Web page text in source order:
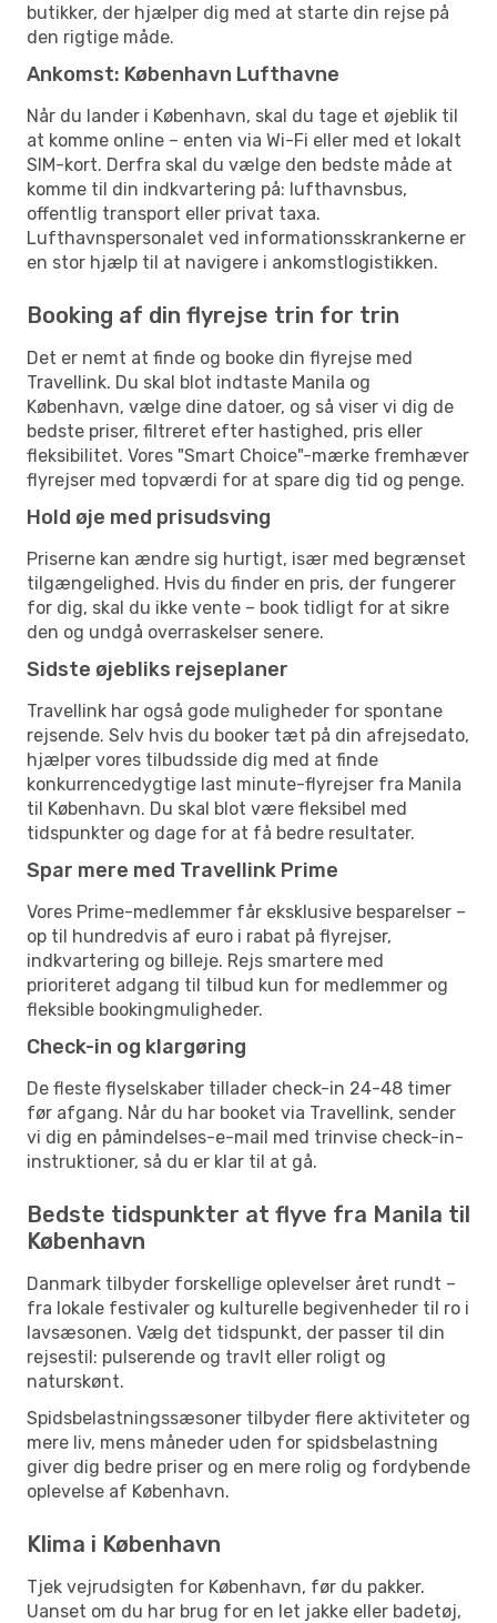
butikker, der hjælper dig med at starte din rejse på
den rigtige måde.
Ankomst: København Lufthavne
Når du lander i København, skal du tage et øjeblik til
at komme online – enten via Wi-Fi eller med et lokalt
SIM-kort. Derfra skal du vælge den bedste måde at
komme til din indkvartering på: lufthavnsbus,
offentlig transport eller privat taxa.
Lufthavnspersonalet ved informationsskrankerne er
en stor hjælp til at navigere i ankomstlogistikken.
Booking af din flyrejse trin for trin
Det er nemt at finde og booke din flyrejse med
Travellink. Du skal blot indtaste Manila og
København, vælge dine datoer, og så viser vi dig de
bedste priser, filtreret efter hastighed, pris eller
fleksibilitet. Vores "Smart Choice"-mærke fremhæver
flyrejser med topværdi for at spare dig tid og penge.
Hold øje med prisudsving
Priserne kan ændre sig hurtigt, især med begrænset
tilgængelighed. Hvis du finder en pris, der fungerer
for dig, skal du ikke vente – book tidligt for at sikre
den og undgå overraskelser senere.
Sidste øjebliks rejseplaner
Travellink har også gode muligheder for spontane
rejsende. Selv hvis du booker tæt på din afrejsedato,
hjælper vores tilbudsside dig med at finde
konkurrencedygtige last minute-flyrejser fra Manila
til København. Du skal blot være fleksibel med
tidspunkter og dage for at få bedre resultater.
Spar mere med Travellink Prime
Vores Prime-medlemmer får eksklusive besparelser –
op til hundredvis af euro i rabat på flyrejser,
indkvartering og billeje. Rejs smartere med
prioriteret adgang til tilbud kun for medlemmer og
fleksible bookingmuligheder.
Check-in og klargøring
De fleste flyselskaber tillader check-in 24-48 timer
før afgang. Når du har booket via Travellink, sender
vi dig en påmindelses-e-mail med trinvise check-in-
instruktioner, så du er klar til at gå.
Bedste tidspunkter at flyve fra Manila til
København
Danmark tilbyder forskellige oplevelser året rundt –
fra lokale festivaler og kulturelle begivenheder til ro i
lavsæsonen. Vælg det tidspunkt, der passer til din
rejsestil: pulserende og travlt eller roligt og
naturskønt.
Spidsbelastningssæsoner tilbyder flere aktiviteter og
mere liv, mens måneder uden for spidsbelastning
giver dig bedre priser og en mere rolig og fordybende
oplevelse af København.
Klima i København
Tjek vejrudsigten for København, før du pakker.
Uanset om du har brug for en let jakke eller badetøj,